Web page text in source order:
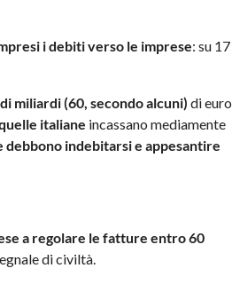
i debiti verso le imprese: su 17
miliardi (60, secondo alcuni)di euro
italiane incassano mediamente
indebitarsi e appesantire
a regolare le fatture entro 60
di civiltà.